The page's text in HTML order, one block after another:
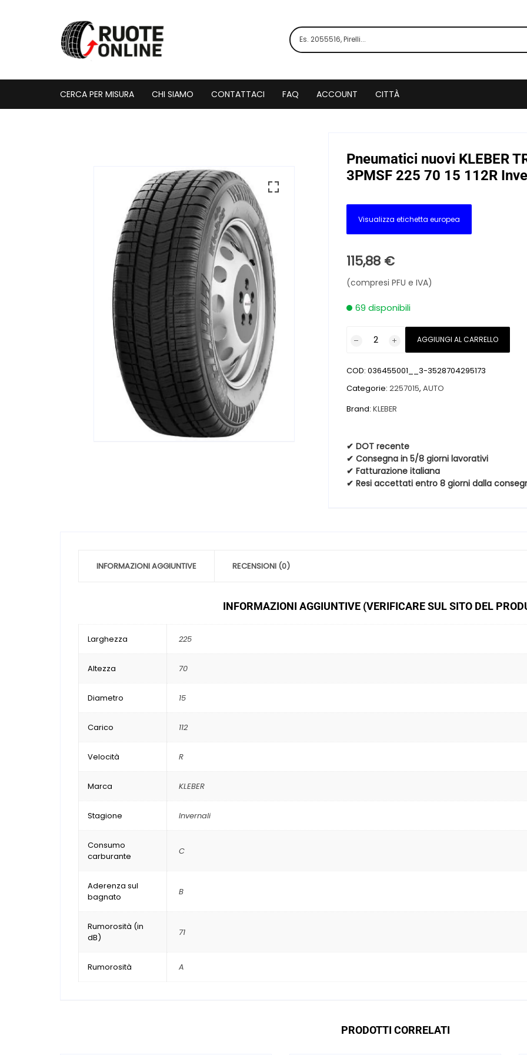
CERCA PER MISURA CHI SIAMO CONTATTACI FAQ ACCOUNT CITTÀ
Pneumatici nuovi KLEBER
3PMSF 225 70 15 112R
Visualizza etichetta europea
115,88 €
(compresi PFU e IVA)
69 disponibili
TRANSALP
2
3PMSF
225
70
15
AGGIUNGI AL CARRELLO
COD: 036455001__3-3528704295173
Categorie: 2257015, AUTO
Brand: KLEBER
✔ DOT recente
✔ Consegna in 5/8 giorni lavorativi
✔ Fatturazione italiana
✔ Resi accettati entro 8 giorni dalla
INFORMAZIONI AGGIUNTIVE RECENSIONI (0)
INFORMAZIONI AGGIUNTIVE (VERIFICARE SUL SITO DEL
Larghezza 225
Altezza 70
Diametro 15
Carico 112
Velocità R
Marca KLEBER
Stagione Invernali
Consumo
carburante
C
Aderenza sul
bagnato
B
Rumorosità (in
dB)
71
Rumorosità A
PRODOTTI CORRELATI